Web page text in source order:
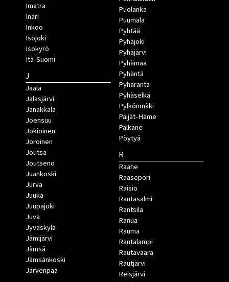
Imatra
Inari
Inkoo
Isojoki
Isokyrö
Itä-Suomi
J
Jaala
Jalasjärvi
Janakkala
Joensuu
Jokioinen
Joroinen
Joutsa
Joutseno
Juankoski
Jurva
Juuka
Juupajoki
Juva
Jyväskylä
Jämijärvi
Jämsä
Jämsänkoski
Järvenpää
Puolanka
Puumala
Pyhtää
Pyhäjoki
Pyhäjärvi
Pyhämaa
Pyhäntä
Pyhäranta
Pyhäselkä
Pylkönmäki
Päijät-Häme
Pälkäne
Pöytyä
R
Raahe
Raasepori
Raisio
Rantasalmi
Rantsila
Ranua
Rauma
Rautalampi
Rautavaara
Rautjärvi
Reisjärvi